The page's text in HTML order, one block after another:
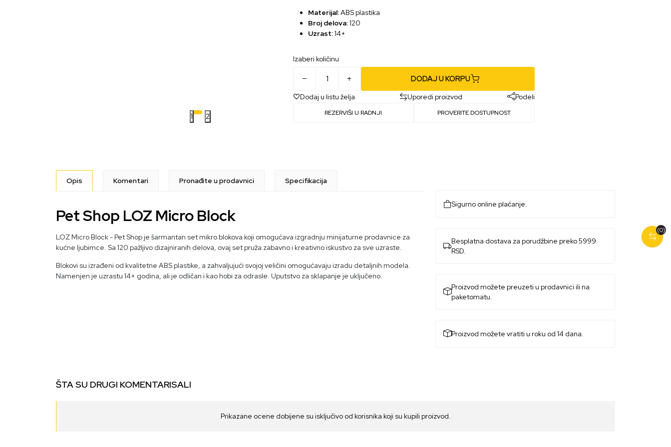
1 2
Materijal:ABS plastika
Broj delova:120
Uzrast:14+
Izaberi količinu
DODAJ U KORPU
Dodaj u listu želja Uporedi proizvod Podeli
REZERVIŠI U RADNJI PROVERITE DOSTUPNOST
(0)
Opis Komentari Pronađite u prodavnici Specifikacija
Pet Shop LOZ Micro Block
LOZ Micro Block - Pet Shop je šarmantan set mikro blokova koji omogućava izgradnju minijaturne prodavnice za
kućne ljubimce. Sa 120 pažljivo dizajniranih delova, ovaj set pruža zabavno i kreativno iskustvo za sve uzraste.
Blokovi su izrađeni od kvalitetne ABS plastike, a zahvaljujući svojoj veličini omogućavaju izradu detaljnih modela.
Namenjen je uzrastu 14+ godina, ali je odličan i kao hobi za odrasle. Uputstvo za sklapanje je uključeno.
Sigurno online plaćanje.
Besplatna dostava za porudžbine preko 5999
RSD.
Proizvod možete preuzeti u prodavnici ili na
paketomatu.
Proizvod možete vratiti u roku od 14 dana.
ŠTA SU DRUGI KOMENTARISALI
Prikazane ocene dobijene su isključivo od korisnika koji su kupili proizvod.